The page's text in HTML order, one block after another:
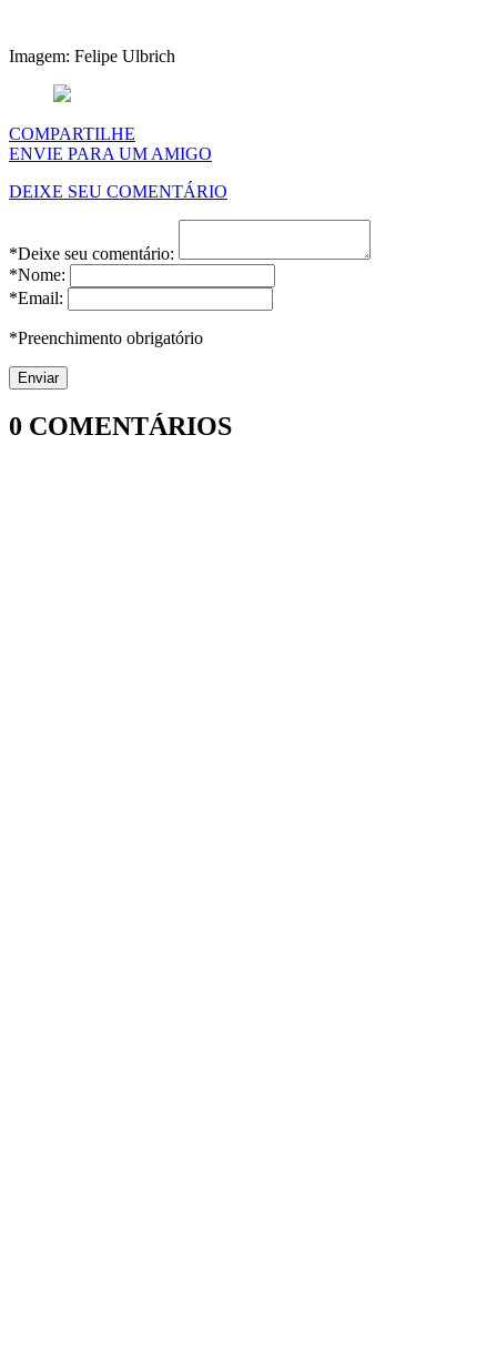
Imagem: Felipe Ulbrich
COMPARTILHE
ENVIE PARA UM AMIGO
DEIXE SEU COMENTÁRIO
*Deixe seu comentário:
*Nome:
*Email:
*Preenchimento obrigatório
0 COMENTÁRIOS